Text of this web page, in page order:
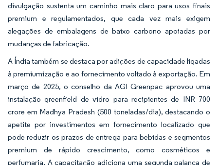
divulgação sustenta um caminho mais claro para usos finais
premium e regulamentados, que cada vez mais exigem
alegações de embalagens de baixo carbono apoiadas por
mudanças de fabricação.
A Índia também se destaca por adições de capacidade ligadas
à premiumização e ao fornecimento voltado à exportação. Em
março de 2025, o conselho da AGI Greenpac aprovou uma
instalação greenfield de vidro para recipientes de INR 700
crore em Madhya Pradesh (500 toneladas/dia), destacando o
apetite por investimentos em fornecimento localizado que
pode reduzir os prazos de entrega para bebidas e segmentos
premium de rápido crescimento, como cosméticos e
perfumaria. A capacitação adiciona uma segunda palanca de